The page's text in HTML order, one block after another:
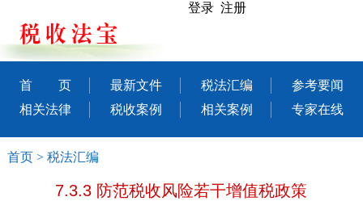
登录 注册
首 页 最新文件 税法汇编
参考要闻
相关法律
税收案例 相关案例 专家在线
首页> 税法汇编
7.3.3 防范税收风险若干增值税政策